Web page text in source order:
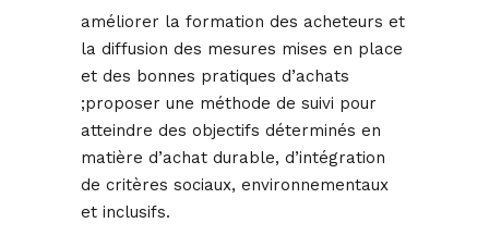
améliorer la formation des acheteurs et
la diffusion des mesures mises en place
et des bonnes pratiques d’achats
;proposer une méthode de suivi pour
atteindre des objectifs déterminés en
matière d’achat durable, d’intégration
de critères sociaux, environnementaux
et inclusifs.